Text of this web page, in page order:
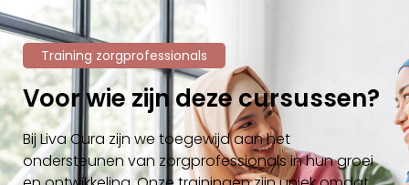
Training zorgprofessionals
Voor wie zijn deze cursussen?
Bij Liva Cura zijn we toegewijd aan het
ondersteunen van zorgprofessionals in hun groei